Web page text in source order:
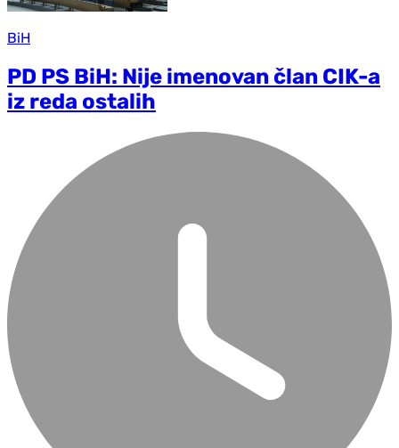
BiH
PD PS BiH: Nije imenovan član CIK-a
iz reda ostalih